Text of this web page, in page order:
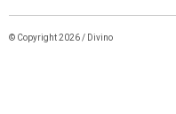
© Copyright 2026 / Divino